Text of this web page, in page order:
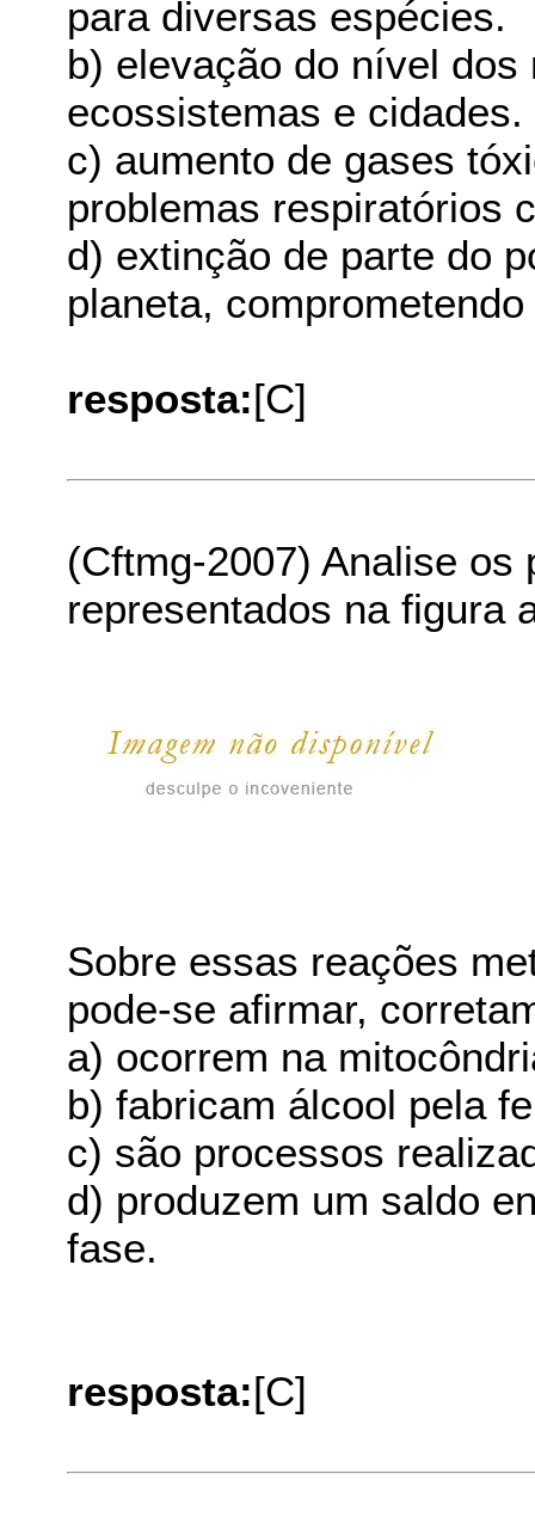
para diversas espécies.
b) elevação do nível
ecossistemas e cidades.
c) aumento de gases
problemas respiratórios
d) extinção de parte do
planeta,
resposta:[C]
(Cftmg-2007) Analise
representados na figura
Sobre essas reações
pode-se afirmar,
a) ocorrem na
b) fabricam álcool pela
c) são processos
d) produzem um saldo
fase.
resposta:[C]